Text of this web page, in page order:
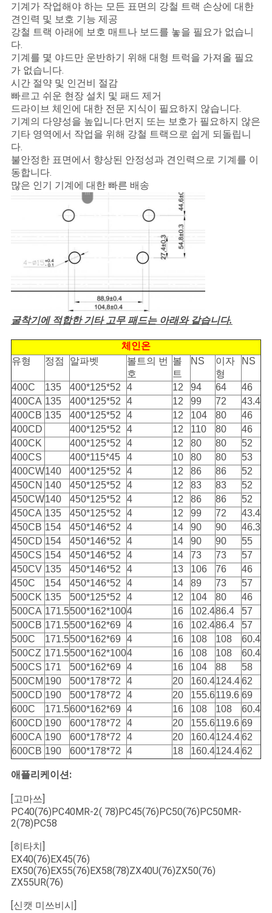
청
하
다
NEWS
사
이
트
PRIVACY
기계가 작업해야 하는 모든 표면의 강철 트랙 손상에 대한
견인력 및 보호 기능 제공
강철 트랙 아래에 보호 매트나 보드를 놓을 필요가 없습니
다.
기계를 몇 야드만 운반하기 위해 대형 트럭을 가져올 필요
가 없습니다.
시간 절약 및 인건비 절감
빠르고 쉬운 현장 설치 및 패드 제거
드라이브 체인에 대한 전문 지식이 필요하지 않습니다.
기계의 다양성을 높입니다.먼지 또는 보호가 필요하지 않은
기타 영역에서 작업을 위해 강철 트랙으로 쉽게 되돌립니
다.
불안정한 표면에서 향상된 안정성과 견인력으로 기계를 이
동합니다.
많은 인기 기계에 대한 빠른 배송
굴착기에 적합한 기타 고무 패드는 아래와 같습니다.
체인온
유형
정점 알파벳
볼트의 번
호
볼
트
NS
이자
형
NS
400C 135 400*125*52 4 12 94 64
46
400CA 135 400*125*52 4 12 99 72
43.4
400CB 135 400*125*52 4 12 104 80
46
400CD
400*125*52 4 12 110 80
46
400CK
400*125*52 4 12 80 80
52
400CS
400*115*45 4 10 80 80
53
400CW140 400*125*52 4 12 86 86
52
450CN 140 450*125*52 4 12 83 83
52
450CW140 450*125*52 4 12 86 86
52
450CA 135 450*125*52 4 12 99 72
43.4
450CB 154 450*146*52 4 14 90 90
46.3
450CD 154 450*146*52 4 14 90 90
55
450CS 154 450*146*52 4 14 73 73
57
450CV 135 450*146*52 4 13 106 76
46
450C
154 450*146*52 4 14 89 73
57
500CK 135 500*125*52 4 12 104 80
46
500CA 171.5500*162*1004 16 102.486.4
57
500CB 171.5500*162*69 4 16 102.486.4
57
500C
171.5500*162*69 4 16 108 108
60.4
500CZ 171.5500*162*1004 16 108 108
60.4
500CS 171 500*162*69 4 16 104 88
58
500CM 190 500*178*72 4 20 160.4124.462
500CD 190 500*178*72 4 20 155.6119.6 69
600C
171.5600*162*69 4 16 108 108
60.4
600CD 190 600*178*72 4 20 155.6119.6 69
600CA 190 600*178*72 4 20 160.4124.462
600CB 190 600*178*72 4 18 160.4124.462
애플리케이션:
[고마쓰]
PC40(76)PC40MR-2( 78)PC45(76)PC50(76)PC50MR-
2(78)PC58
[히타치]
EX40(76)EX45(76)
EX50(76)EX55(76)EX58(78)ZX40U(76)ZX50(76)
ZX55UR(76)
[신캣 미쓰비시]